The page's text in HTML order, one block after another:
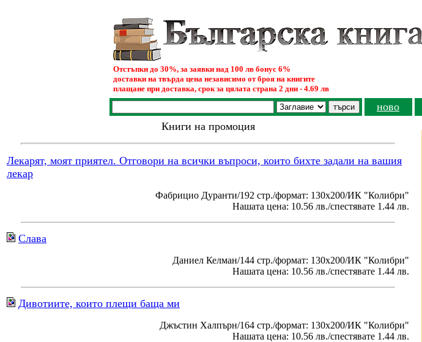
Отстъпки до 30%, за заявки над 100 лв бонус 6%
доставки на твърда цена независимо от броя на книгите
плащане при доставка, срок за цялата страна 2 дни - 4.69 лв
ново
Книги на промоция
Лекарят, моят приятел. Отговори на всички въпроси, които бихте задали на вашия
лекар
Фабрицио Дуранти/192 стр./формат: 130х200/ИК "Колибри"
Нашата цена: 10.56 лв./спестявате 1.44 лв.
Слава
Даниел Келман/144 стр./формат: 130х200/ИК "Колибри"
Нашата цена: 10.56 лв./спестявате 1.44 лв.
Дивотиите, които плещи баща ми
Джъстин Халпърн/164 стр./формат: 130х200/ИК "Колибри"
Нашата цена: 10.56 лв./спестявате 1.44 лв.